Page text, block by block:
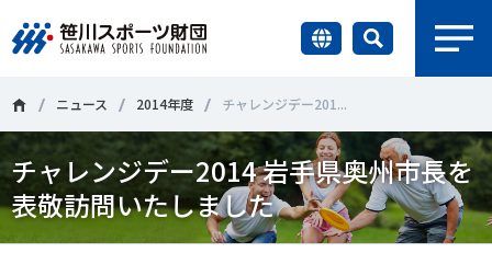
財団情報
研究員紹介
調査・研究
＃誰が子どものスポーツをささえるのか ＃部活動
＃アクティブなまちづくり ＃日本人の身体活動と健康寿命
ニュース 2014年度 チャレンジデー201...
チャレンジデー2014 岩手県奥州市長を
表敬訪問いたしました